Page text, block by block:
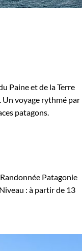
Paine et de la Terre
Un voyage rythmé par
patagons.
Randonnée Patagonie
Niveau : à partir de 13